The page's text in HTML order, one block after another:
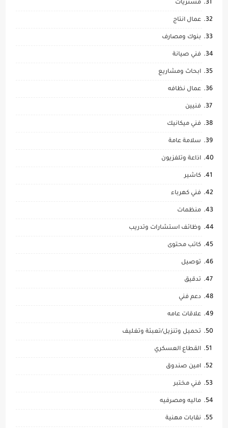
مشتريات
عمال انتاج
بنوك ومصارف
فني صيانة
ابحاث ومشاريع
عمال نظافه
فنيين
فني ميكانيك
سلامة عامة
اذاعة وتلفزيون
كاشير
فني كهرباء
منظمات
وظائف استشارات وتدريب
كاتب محتوى
توصيل
تدقيق
دعم فني
علاقات عامه
تحميل وتنزيل/تعبئة وتغليف
القطاع العسكري
امين صندوق
فني مختبر
ماليه ومصرفيه
نقابات مهنية